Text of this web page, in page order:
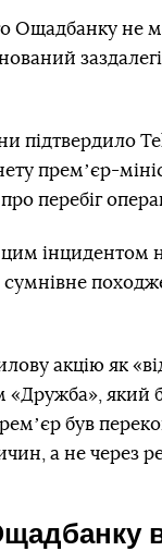
Ощадбанку не
підтвердило
премʼєр-
перебіг
інцидентом
сумнівне
акцію як
«Дружба», який
був
а не через